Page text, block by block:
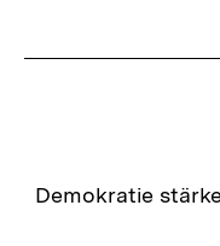
n
Zur
Demokratie